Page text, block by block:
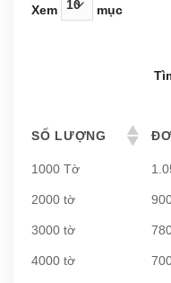
Xem mục
SỐ LƯỢNG
1000 Tờ
2000 tờ
3000 tờ
4000 tờ